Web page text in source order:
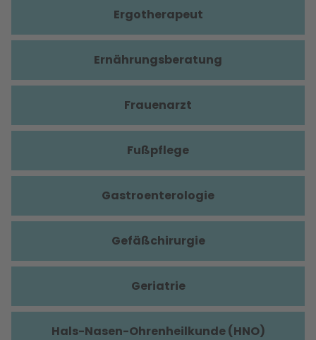
Ergotherapeut
Ernährungsberatung
Frauenarzt
Fußpflege
Gastroenterologie
Gefäßchirurgie
Geriatrie
Hals-Nasen-Ohrenheilkunde (HNO)